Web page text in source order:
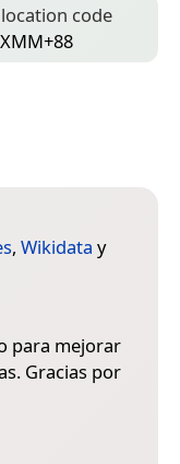
code
, Wikidata y
para mejorar
Gracias por